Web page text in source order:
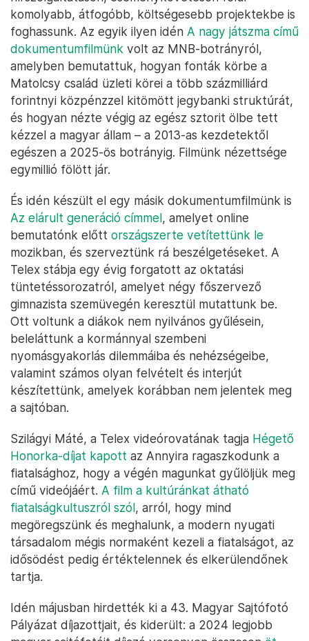
komolyabb, átfogóbb, költségesebb projektekbe is
foghassunk. Az egyik ilyen idén A nagy játszma című
dokumentumfilmünk volt az MNB-botrányról,
amelyben bemutattuk, hogyan fonták körbe a
Matolcsy család üzleti körei a több százmilliárd
forintnyi közpénzzel kitömött jegybanki struktúrát,
és hogyan nézte végig az egész sztorit ölbe tett
kézzel a magyar állam – a 2013-as kezdetektől
egészen a 2025-ös botrányig. Filmünk nézettsége
egymillió fölött jár.
És idén készült el egy másik dokumentumfilmünk is
Az elárult generáció címmel, amelyet online
bemutatónk előtt országszerte vetítettünk le
mozikban, és szerveztünk rá beszélgetéseket. A
Telex stábja egy évig forgatott az oktatási
tüntetéssorozatról, amelyet négy főszervező
gimnazista szemüvegén keresztül mutattunk be.
Ott voltunk a diákok nem nyilvános gyűlésein,
beleláttunk a kormánnyal szembeni
nyomásgyakorlás dilemmáiba és nehézségeibe,
valamint számos olyan felvételt és interjút
készítettünk, amelyek korábban nem jelentek meg
a sajtóban.
Szilágyi Máté, a Telex videórovatának tagja Hégető
Honorka-díjat kapott az Annyira ragaszkodunk a
fiatalsághoz, hogy a végén magunkat gyűlöljük meg
című videójáért. A film a kultúránkat átható
fiatalságkultuszról szól, arról, hogy mind
megöregszünk és meghalunk, a modern nyugati
társadalom mégis normaként kezeli a fiatalságot, az
idősödést pedig értéktelennek és elkerülendőnek
tartja.
Idén májusban hirdették ki a 43. Magyar Sajtófotó
Pályázat díjazottjait, és kiderült: a 2024 legjobb